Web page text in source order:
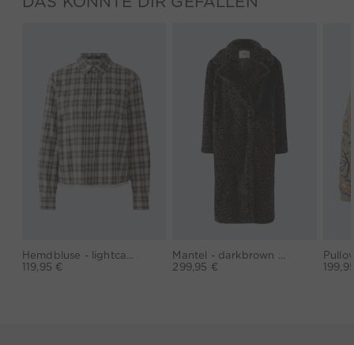
Hemdbluse - lightcamel lilac
119,95 €
Mantel - darkbrown grey
299,95 €